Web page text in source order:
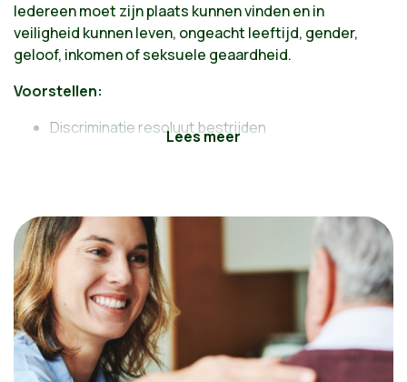
Iedereen moet zijn plaats kunnen vinden en in
veiligheid kunnen leven, ongeacht leeftijd, gender,
geloof, inkomen of seksuele geaardheid.
Voorstellen:
Discriminatie resoluut bestrijden
De dialoog herstellen en opnieuw rustig in
gesprek gaan
We willen dat Brussel een hoofdstad wordt die de
ontwikkeling van culturele rechten hoog in het
vaandel draagt, omdat we overtuigd zijn van de
verbindende kracht van cultuur
De Europese identiteit van Brussel bevestigen